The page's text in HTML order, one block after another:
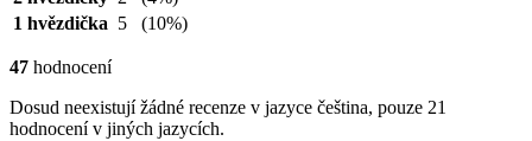
1 hvězdička 5 (10%)
47 hodnocení
Dosud neexistují žádné recenze v jazyce čeština, pouze 21
hodnocení v jiných jazycích.